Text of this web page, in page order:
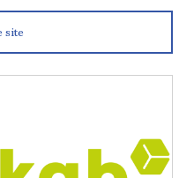
site